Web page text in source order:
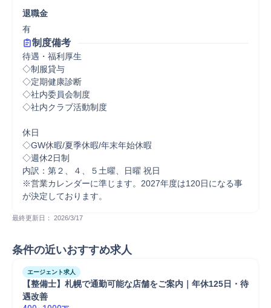
退職金
有
制度備考
待遇・福利厚生
◇制服貸与
◇定期健康診断
◇社内委員会制度
◇社内クラブ活動制度
休日
◇GW休暇/夏季休暇/年末年始休暇
◇週休2日制
内訳：第２、４、５土曜、日曜 祝日
※営業カレンダーに準じます。2027年度は120日になる事
が決定しております。
最終更新日： 2026/3/17
条件の近いおすすめ求人
エージェント求人
【整備士】札幌で通勤可能な店舗をご案内｜年休125日・待
遇改善